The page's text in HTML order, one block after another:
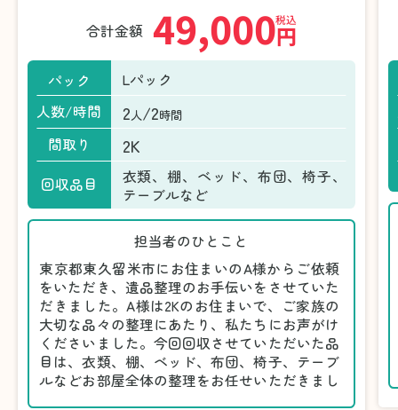
合計金額 49,000円
税込
パック
Lパック
人数/時間
2人 /2時間
間取り 2K
回収品目
衣類、棚、ベッド、布団、椅子、
テーブルなど
担当者のひとこと
東京都東久留米市にお住まいのA様からご依頼
をいただき、遺品整理のお手伝いをさせていた
だきました。A様は2Kのお住まいで、ご家族の
大切な品々の整理にあたり、私たちにお声がけ
くださいました。今回回収させていただいた品
目は、衣類、棚、ベッド、布団、椅子、テーブ
ルなどお部屋全体の整理をお任せいただきまし